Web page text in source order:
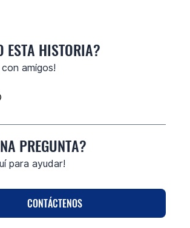
ESTA HISTORIA?
amigos!
PREGUNTA?
para ayudar!
CONTÁCTENOS